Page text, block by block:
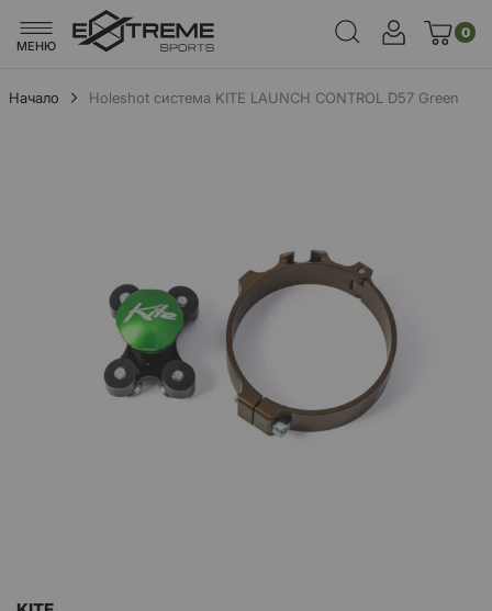
МЕНЮ
0
Начало
Holeshot система KITE LAUNCH CONTROL D57 Green